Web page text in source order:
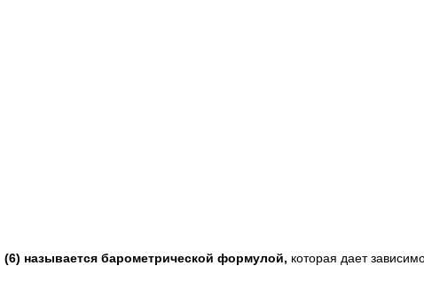
(6) называется барометрической формулой, которая дает